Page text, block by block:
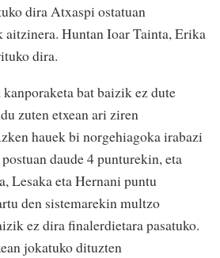
dira Atxaspi ostatuan
aitzinera. Huntan Ioar Tainta, Erika
dira.
bat baizik ez dute
zuten etxean ari ziren
hauek bi norgehiagoka irabazi
daude 4 punturekin, eta
Lesaka eta Hernani puntu
den sistemarekin multzo
ez dira finalerdietara pasatuko.
jokatuko dituzten